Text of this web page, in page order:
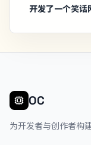
开发了一个笑话
OC
为开发者与创作者构